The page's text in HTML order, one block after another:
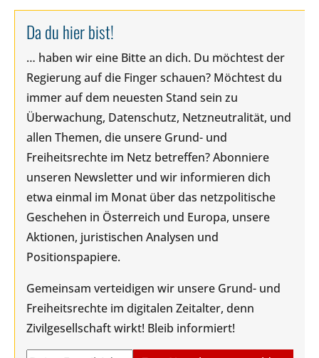
Da du hier bist!
… haben wir eine Bitte an dich. Du möchtest der
Regierung auf die Finger schauen? Möchtest du
immer auf dem neuesten Stand sein zu
Überwachung, Datenschutz, Netzneutralität, und
allen Themen, die unsere Grund- und
Freiheitsrechte im Netz betreffen? Abonniere
unseren Newsletter und wir informieren dich
etwa einmal im Monat über das netzpolitische
Geschehen in Österreich und Europa, unsere
Aktionen, juristischen Analysen und
Positionspapiere.
Gemeinsam verteidigen wir unsere Grund- und
Freiheitsrechte im digitalen Zeitalter, denn
Zivilgesellschaft wirkt! Bleib informiert!